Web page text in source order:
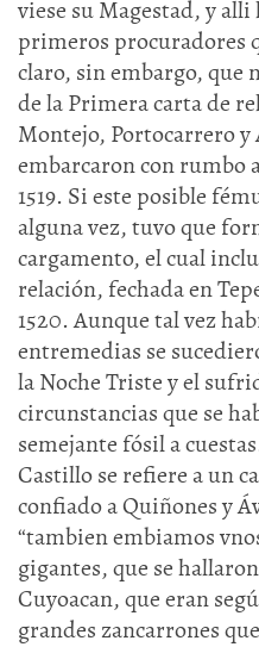
viese su Magestad, y
primeros procuradores
claro, sin embargo, que
de la Primera carta de
Montejo, Portocarrero y
embarcaron con rumbo
1519. Si este posible
alguna vez, tuvo que
cargamento, el cual
relación, fechada en
1520. Aunque tal vez
entremedias se
la Noche Triste y el
circunstancias que se
semejante fósil a
Castillo se refiere a un
confiado a Quiñones y
“tambien embiamos
gigantes, que se
Cuyoacan, que eran
grandes zancarrones